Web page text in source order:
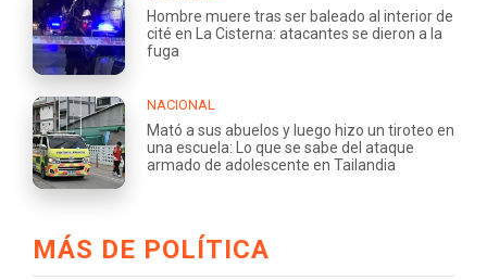
Hombre muere tras ser baleado al interior de
cité en La Cisterna: atacantes se dieron a la
fuga
NACIONAL
Mató a sus abuelos y luego hizo un tiroteo en
una escuela: Lo que se sabe del ataque
armado de adolescente en Tailandia
MÁS DE POLÍTICA